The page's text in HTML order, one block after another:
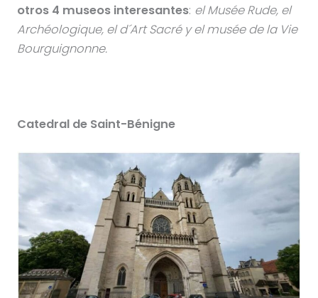
otros 4 museos interesantes: el Musée Rude, el
Archéologique, el d´Art Sacré y el musée de la Vie
Bourguignonne.
Catedral de Saint-Bénigne